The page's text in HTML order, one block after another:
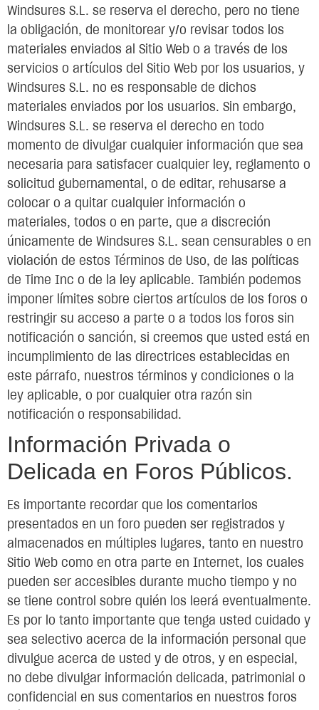
Windsures S.L. se reserva el derecho, pero no tiene
la obligación, de monitorear y/o revisar todos los
materiales enviados al Sitio Web o a través de los
servicios o artículos del Sitio Web por los usuarios, y
Windsures S.L. no es responsable de dichos
materiales enviados por los usuarios. Sin embargo,
Windsures S.L. se reserva el derecho en todo
momento de divulgar cualquier información que sea
necesaria para satisfacer cualquier ley, reglamento o
solicitud gubernamental, o de editar, rehusarse a
colocar o a quitar cualquier información o
materiales, todos o en parte, que a discreción
únicamente de Windsures S.L. sean censurables o en
violación de estos Términos de Uso, de las políticas
de Time Inc o de la ley aplicable. También podemos
imponer límites sobre ciertos artículos de los foros o
restringir su acceso a parte o a todos los foros sin
notificación o sanción, si creemos que usted está en
incumplimiento de las directrices establecidas en
este párrafo, nuestros términos y condiciones o la
ley aplicable, o por cualquier otra razón sin
notificación o responsabilidad.
Información Privada o
Delicada en Foros Públicos.
Es importante recordar que los comentarios
presentados en un foro pueden ser registrados y
almacenados en múltiples lugares, tanto en nuestro
Sitio Web como en otra parte en Internet, los cuales
pueden ser accesibles durante mucho tiempo y no
se tiene control sobre quién los leerá eventualmente.
Es por lo tanto importante que tenga usted cuidado y
sea selectivo acerca de la información personal que
divulgue acerca de usted y de otros, y en especial,
no debe divulgar información delicada, patrimonial o
confidencial en sus comentarios en nuestros foros